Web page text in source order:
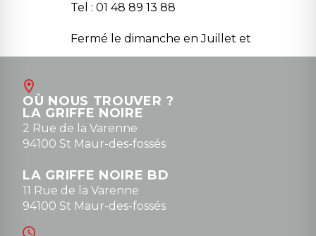
Tel : 01 48 89 13 88
Fermé le dimanche en Juillet et
Août
contact@la-griffe-noire.com
0148836747
OÙ NOUS TROUVER ?
LA GRIFFE NOIRE
2 Rue de la Varenne
94100 St Maur-des-fossés
LA GRIFFE NOIRE BD
11 Rue de la Varenne
94100 St Maur-des-fossés